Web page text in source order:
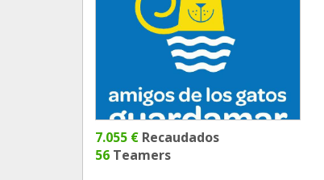
7.055 € Recaudados
56 Teamers